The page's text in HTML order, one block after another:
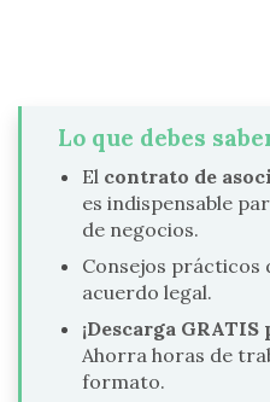
Lo que debes
El contrato de
es indispensable
de negocios.
Consejos
acuerdo legal.
¡Descarga
Ahorra horas de
formato.